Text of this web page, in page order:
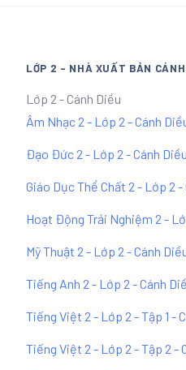
LỚP 2 - NHÀ XUẤT BẢN CÁNH
Lớp 2 - Cánh Diều
Âm Nhạc 2 - Lớp 2 - Cánh
Đạo Đức 2 - Lớp 2 - Cánh Diều
Giáo Dục Thể Chất 2 - Lớp 2 -
Hoạt Động Trải Nghiệm 2 -
Mỹ Thuật 2 - Lớp 2 - Cánh
Tiếng Anh 2 - Lớp 2 - Cánh
Tiếng Việt 2 - Lớp 2 - Tập 1 -
Tiếng Việt 2 - Lớp 2 - Tập 2 -